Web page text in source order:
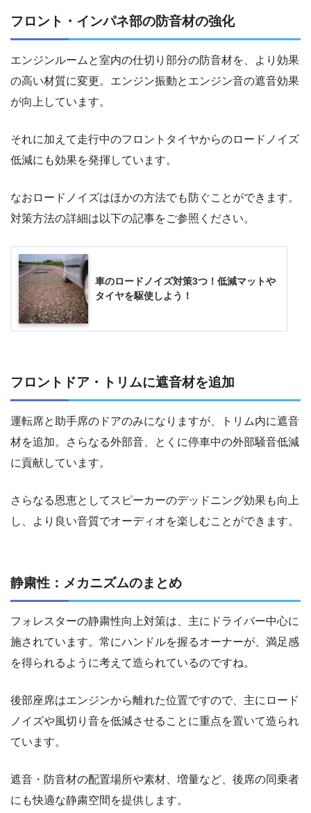
フロント・インパネ部の防音材の強化
エンジンルームと室内の仕切り部分の防音材を、より効果
の高い材質に変更。エンジン振動とエンジン音の遮音効果
が向上しています。
それに加えて走行中のフロントタイヤからのロードノイズ
低減にも効果を発揮しています。
なおロードノイズはほかの方法でも防ぐことができます。
対策方法の詳細は以下の記事をご参照ください。
車のロードノイズ対策3つ！低減マットや
タイヤを駆使しよう！
フロントドア・トリムに遮音材を追加
運転席と助手席のドアのみになりますが、トリム内に遮音
材を追加。さらなる外部音、とくに停車中の外部騒音低減
に貢献しています。
さらなる恩恵としてスピーカーのデッドニング効果も向上
し、より良い音質でオーディオを楽しむことができます。
静粛性：メカニズムのまとめ
フォレスターの静粛性向上対策は、主にドライバー中心に
施されています。常にハンドルを握るオーナーが、満足感
を得られるように考えて造られているのですね。
後部座席はエンジンから離れた位置ですので、主にロード
ノイズや風切り音を低減させることに重点を置いて造られ
ています。
遮音・防音材の配置場所や素材、増量など、後席の同乗者
にも快適な静粛空間を提供します。